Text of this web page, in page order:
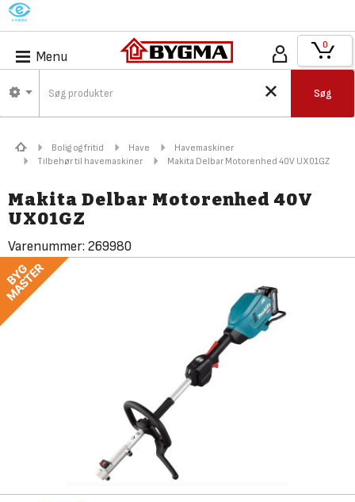
M
Menu
Søg
0
Bolig og fritid Have
Havemaskiner
Tilbehør til havemaskiner
Makita Delbar Motorenhed 40V UX01GZ
Makita Delbar Motorenhed 40V
UX01GZ
Varenummer: 269980